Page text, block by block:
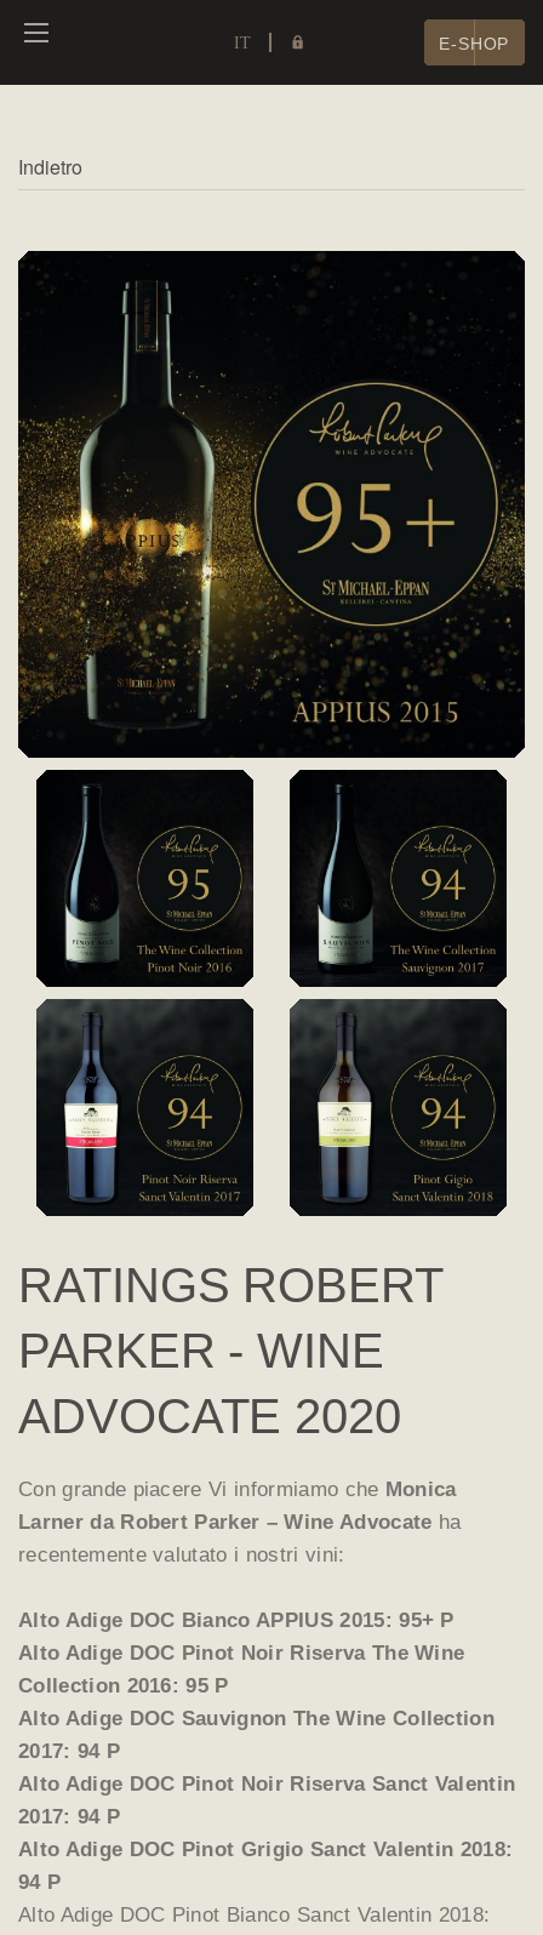
IT E-SHOP
Indietro
RATINGS ROBERT
PARKER - WINE
ADVOCATE 2020
Con grande piacere Vi informiamo che Monica
Larner da Robert Parker – Wine Advocate ha
recentemente valutato i nostri vini:
Alto Adige DOC Bianco APPIUS 2015: 95+ P
Alto Adige DOC Pinot Noir Riserva The Wine
Collection 2016: 95 P
Alto Adige DOC Sauvignon The Wine Collection
2017: 94 P
Alto Adige DOC Pinot Noir Riserva Sanct Valentin
2017: 94 P
Alto Adige DOC Pinot Grigio Sanct Valentin 2018:
94 P
Alto Adige DOC Pinot Bianco Sanct Valentin 2018: